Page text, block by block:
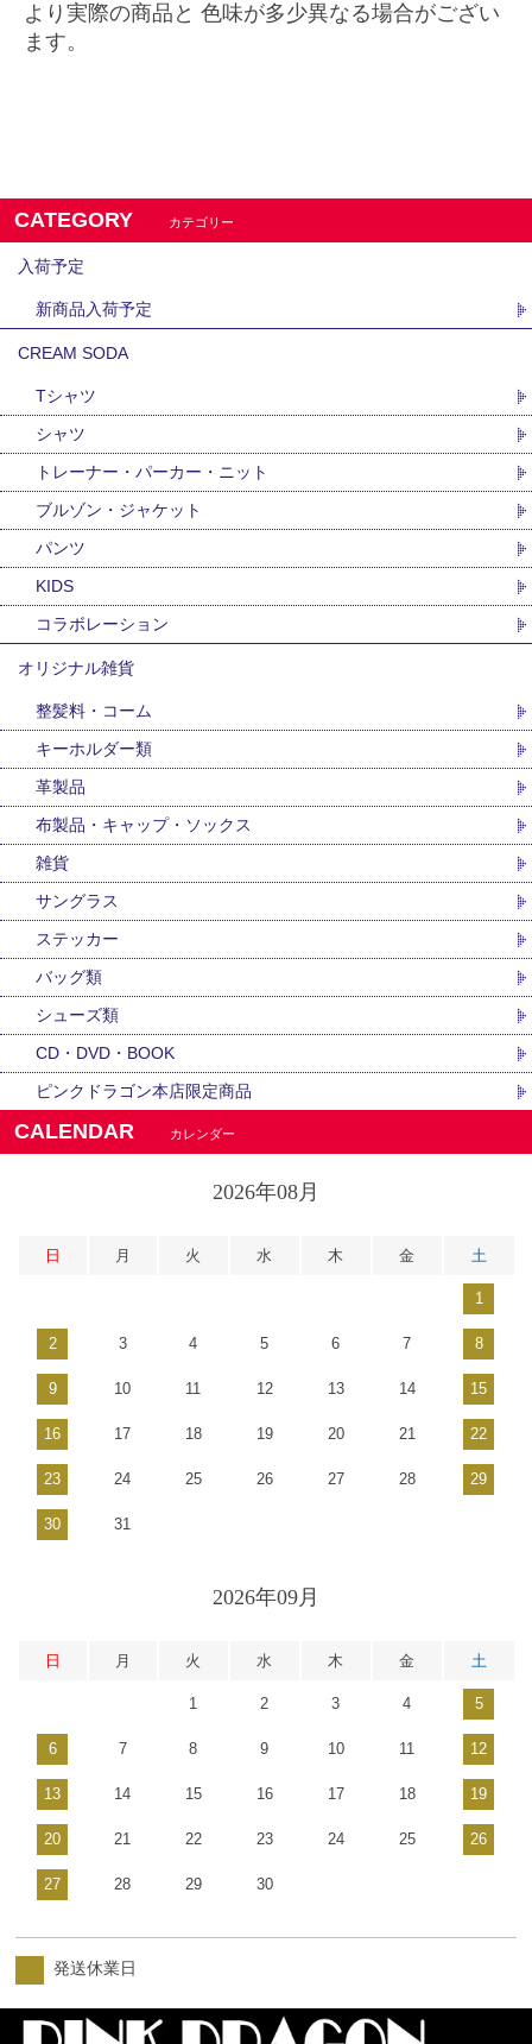
より実際の商品と 色味が多少異なる場合がござい
ます。
CATEGORY カテゴリー
入荷予定
新商品入荷予定
CREAM SODA
Tシャツ
シャツ
トレーナー・パーカー・ニット
ブルゾン・ジャケット
パンツ
KIDS
コラボレーション
オリジナル雑貨
整髪料・コーム
キーホルダー類
革製品
布製品・キャップ・ソックス
雑貨
サングラス
ステッカー
バッグ類
シューズ類
CD・DVD・BOOK
ピンクドラゴン本店限定商品
CALENDAR カレンダー
2026年08月
日 月 火 水 木 金 土
1
2 3 4 5 6 7 8
9 10 11 12 13 14 15
16 17 18 19 20 21 22
23 24 25 26 27 28 29
30 31
2026年09月
日 月 火 水 木 金 土
1 2 3 4 5
6 7 8 9 10 11 12
13 14 15 16 17 18 19
20 21 22 23 24 25 26
27 28 29 30
発送休業日